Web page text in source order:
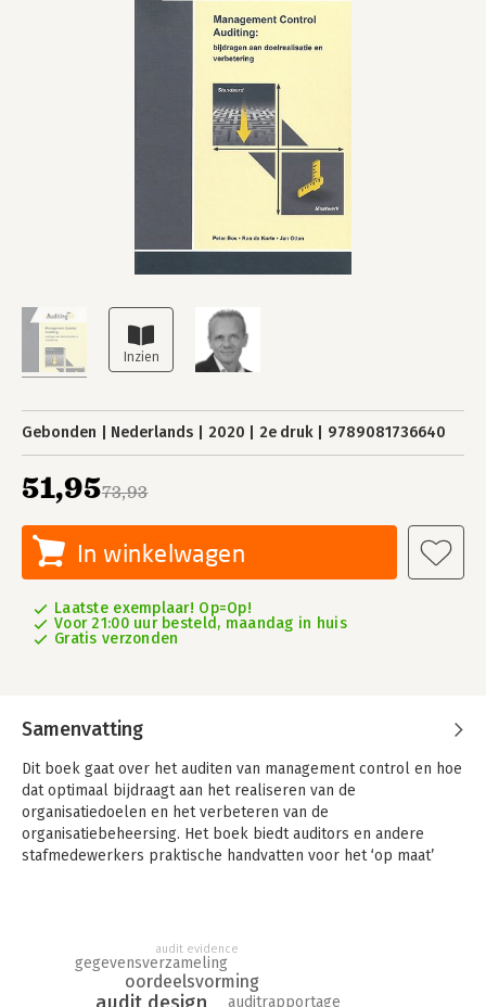
Gebonden Nederlands 2020 2e druk 9789081736640
73,93
51,95
In winkelwagen
Laatste exemplaar! Op=Op!
Voor 21:00 uur besteld, maandag in huis
Gratis verzonden
Samenvatting
Dit boek gaat over het auditen van management control en hoe
dat optimaal bijdraagt aan het realiseren van de
organisatiedoelen en het verbeteren van de
organisatiebeheersing. Het boek biedt auditors en andere
stafmedewerkers praktische handvatten voor het ‘op maat’
de auditresultaten kan helpen bij het realiseren van hun
De kern van het boek wordt gevormd door auditmethodologie
oordeelsvorming
gegevensverzameling
auditrapportage
audit evidence